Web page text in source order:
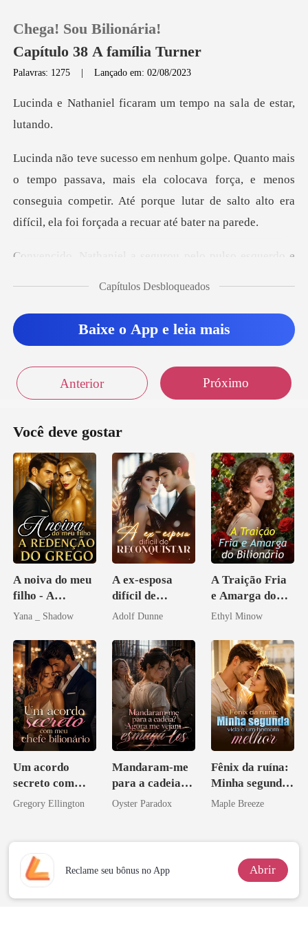
0
Histórico
Sair
Chega! Sou Bilionária!
Capítulo 38 A família Turner
Palavras: 1275 |Lançado em: 02/08/2023
icaram um tempo na sa
mais ela colocava força, e menos
conseguia competir. Até porque lutar d
a segurou pelo pulso e
Capítulos Desbloqueados
Baixe o App e leia mais
Anterior Próximo
Você deve gostar
A noiva do meu
filho - A
Redenção do
Yana _ Shadow
A ex-esposa
difícil de
reconquistar
Adolf Dunne
A Traição Fria
e Amarga do
Bilionário
Ethyl Minow
Um acordo
secreto com
meu chefe
Gregory Ellington
Mandaram-me
para a cadeia?
Agora me
Oyster Paradox
Fênix da ruína:
Minha segunda
vida e um
Maple Breeze
Reclame seu bônus no App Abrir